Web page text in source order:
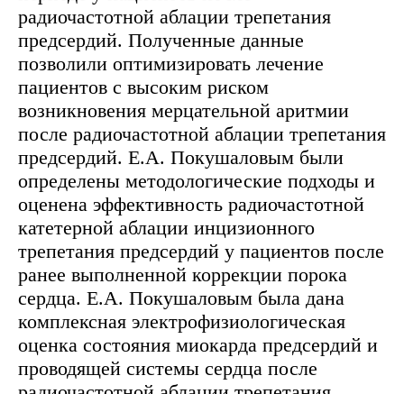
радиочастотной аблации трепетания
предсердий. Полученные данные
позволили оптимизировать лечение
пациентов с высоким риском
возникновения мерцательной аритмии
после радиочастотной аблации трепетания
предсердий. Е.А. Покушаловым были
определены методологические подходы и
оценена эффективность радиочастотной
катетерной аблации инцизионного
трепетания предсердий у пациентов после
ранее выполненной коррекции порока
сердца. Е.А. Покушаловым была дана
комплексная электрофизиологическая
оценка состояния миокарда предсердий и
проводящей системы сердца после